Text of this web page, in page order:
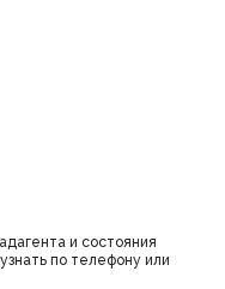
и состояния
по телефону или